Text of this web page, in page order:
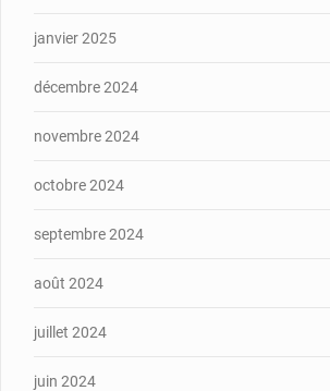
janvier 2025
décembre 2024
novembre 2024
octobre 2024
septembre 2024
août 2024
juillet 2024
juin 2024